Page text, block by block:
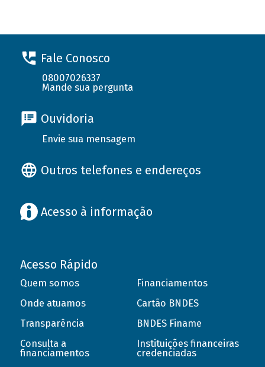
Fale Conosco
08007026337
Mande sua pergunta
Ouvidoria
Envie sua mensagem
Outros telefones e endereços
Acesso à informação
Acesso Rápido
Quem somos
Onde atuamos
Transparência
Consulta a
financiamentos
Financiamentos
Cartão BNDES
BNDES Finame
Instituições financeiras
credenciadas